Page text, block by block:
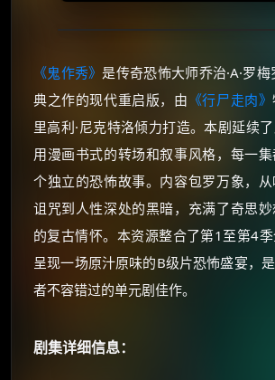
《鬼作秀》是传奇恐怖大师乔治·A·罗
典之作的现代重启版，由 《行尸走肉》
里高利·尼克特洛倾力打造。本剧延续
用漫画书式的转场和叙事风格，每一
个独立的恐怖故事。内容包罗万象，
诅咒到人性深处的黑暗，充满了奇思
的复古情怀。本资源整合了第1至第4
呈现一场原汁原味的B级片恐怖盛宴，
者不容错过的单元剧佳作。
剧集详细信息：